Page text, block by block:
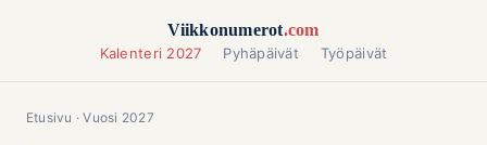
Viikkonumerot.com
Kalenteri 2027 Pyhäpäivät Työpäivät
Etusivu · Vuosi 2027